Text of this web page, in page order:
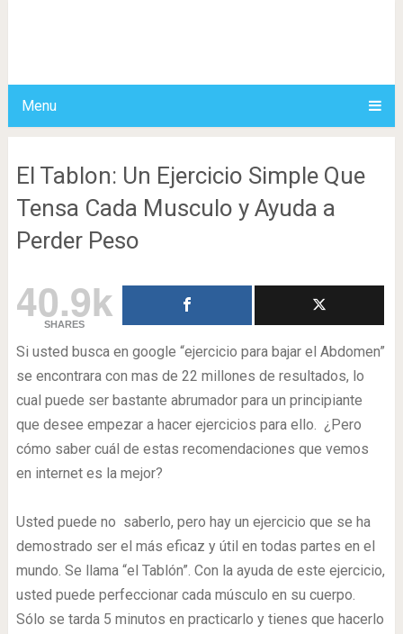
Menu
El Tablon: Un Ejercicio Simple Que
Tensa Cada Musculo y Ayuda a
Perder Peso
40.9k
SHARES
Si usted busca en google “ejercicio para bajar el Abdomen”
se encontrara con mas de 22 millones de resultados, lo
cual puede ser bastante abrumador para un principiante
que desee empezar a hacer ejercicios para ello. ¿Pero
cómo saber cuál de estas recomendaciones que vemos
en internet es la mejor?
Usted puede no saberlo, pero hay un ejercicio que se ha
demostrado ser el más eficaz y útil en todas partes en el
mundo. Se llama “el Tablón”. Con la ayuda de este ejercicio,
usted puede perfeccionar cada músculo en su cuerpo.
Sólo se tarda 5 minutos en practicarlo y tienes que hacerlo